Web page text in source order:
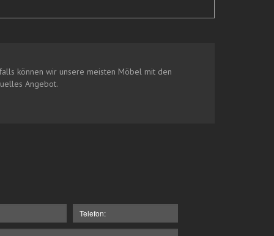
können wir unsere meisten Möbel mit den
Angebot.